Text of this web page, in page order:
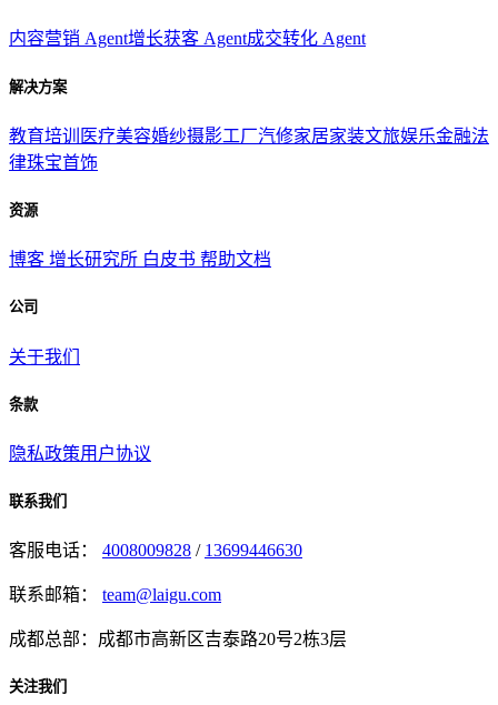
内容营销 Agent增长获客 Agent成交转化 Agent
解决方案
教育培训 医疗美容婚纱摄影工厂汽修家居家装文旅娱乐金融法
律珠宝首饰
资源
博客 增长研究所 白皮书 帮助文档
公司
关于我们
条款
隐私政策用户协议
联系我们
客服电话： 4008009828 / 13699446630
联系邮箱： team@laigu.com
成都总部：成都市高新区吉泰路20号2栋3层
关注我们